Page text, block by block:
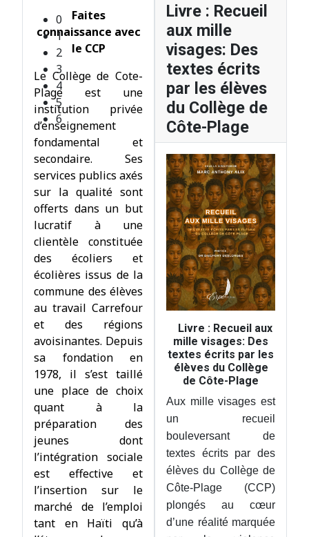
Faites
connaissance avec
le CCP
Le Collège de Cote-
Plage est une
institution privée
d’enseignement
fondamental et
secondaire. Ses
services publics axés
sur la qualité sont
offerts dans un but
lucratif à une
clientèle constituée
des écoliers et
écolières issus de la
commune des élèves
au travail Carrefour
et des régions
avoisinantes. Depuis
sa fondation en
1978, il s’est taillé
une place de choix
quant à la
préparation des
jeunes dont
l’intégration sociale
est effective et
l’insertion sur le
marché de l’emploi
tant en Haïti qu’à
Livre : Recueil
aux mille
visages: Des
textes écrits
par les élèves
du Collège de
Côte-Plage
Livre : Recueil aux
mille visages: Des
textes écrits par les
élèves du Collège
de Côte-Plage
Aux mille visages est
un recueil
bouleversant de
textes écrits par des
élèves du Collège de
Côte-Plage (CCP)
plongés au cœur
d’une réalité marquée